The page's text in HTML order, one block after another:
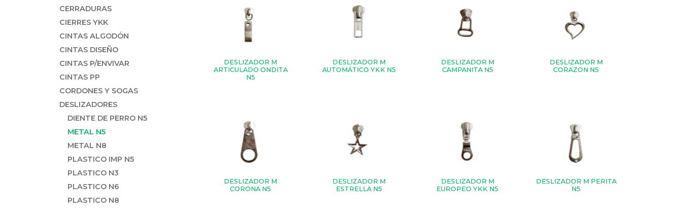
CERRADURAS
CIERRES YKK
CINTAS ALGODÓN
CINTAS DISEÑO
CINTAS P/ENVIVAR
CINTAS PP
CORDONES Y SOGAS
DESLIZADORES
DIENTE DE PERRO N5
METAL N5
METAL N8
PLASTICO IMP N5
PLASTICO N3
PLASTICO N6
PLASTICO N8
DESLIZADOR M
ARTICULADO ONDITA
N5
DESLIZADOR M
AUTOMÁTICO YKK N5
DESLIZADOR M
CAMPANITA N5
DESLIZADOR M
CORAZON N5
DESLIZADOR M
CORONA N5
DESLIZADOR M
ESTRELLA N5
DESLIZADOR M
EUROPEO YKK N5
DESLIZADOR M PERITA
N5